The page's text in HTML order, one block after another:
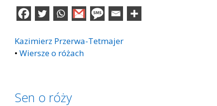
Kazimierz Przerwa-Tetmajer
• Wiersze o różach
Sen o róży